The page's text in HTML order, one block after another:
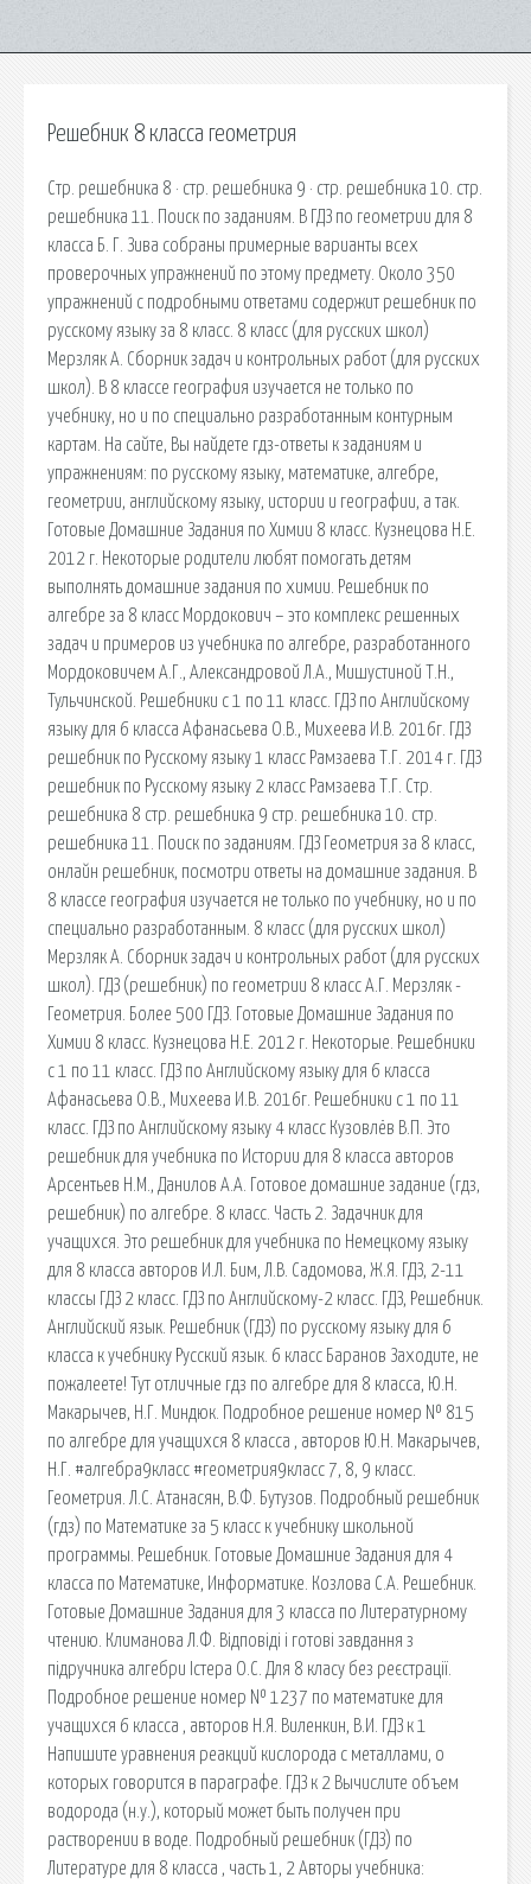
Решебник 8 класса геометрия
Стр. решебника 8 · стр. решебника 9 · стр. решебника 10. стр.
решебника 11. Поиск по заданиям. В ГДЗ по геометрии для 8
класса Б. Г. Зива собраны примерные варианты всех
проверочных упражнений по этому предмету. Около 350
упражнений с подробными ответами содержит решебник по
русскому языку за 8 класс. 8 класс (для русских школ)
Мерзляк А. Сборник задач и контрольных работ (для русских
школ). В 8 классе география изучается не только по
учебнику, но и по специально разработанным контурным
картам. На сайте, Вы найдете гдз-ответы к заданиям и
упражнениям: по русскому языку, математике, алгебре,
геометрии, английскому языку, истории и географии, а так.
Готовые Домашние Задания по Химии 8 класс. Кузнецова Н.Е.
2012 г. Некоторые родители любят помогать детям
выполнять домашние задания по химии. Решебник по
алгебре за 8 класс Мордокович – это комплекс решенных
задач и примеров из учебника по алгебре, разработанного
Мордоковичем А.Г., Александровой Л.А., Мишустиной Т.Н.,
Тульчинской. Решебники с 1 по 11 класс. ГДЗ по Английскому
языку для 6 класса Афанасьева О.В., Михеева И.В. 2016г. ГДЗ
решебник по Русскому языку 1 класс Рамзаева Т.Г. 2014 г. ГДЗ
решебник по Русскому языку 2 класс Рамзаева Т.Г. Стр.
решебника 8 стр. решебника 9 стр. решебника 10. стр.
решебника 11. Поиск по заданиям. ГДЗ Геометрия за 8 класс,
онлайн решебник, посмотри ответы на домашние задания. В
8 классе география изучается не только по учебнику, но и по
специально разработанным. 8 класс (для русских школ)
Мерзляк А. Сборник задач и контрольных работ (для русских
школ). ГДЗ (решебник) по геометрии 8 класс А.Г. Мерзляк -
Геометрия. Более 500 ГДЗ. Готовые Домашние Задания по
Химии 8 класс. Кузнецова Н.Е. 2012 г. Некоторые. Решебники
с 1 по 11 класс. ГДЗ по Английскому языку для 6 класса
Афанасьева О.В., Михеева И.В. 2016г. Решебники с 1 по 11
класс. ГДЗ по Английскому языку 4 класс Кузовлёв В.П. Это
решебник для учебника по Истории для 8 класса авторов
Арсентьев Н.М., Данилов А.А. Готовое домашние задание (гдз,
решебник) по алгебре. 8 класс. Часть 2. Задачник для
учащихся. Это решебник для учебника по Немецкому языку
для 8 класса авторов И.Л. Бим, Л.В. Садомова, Ж.Я. ГДЗ, 2-11
классы ГДЗ 2 класс. ГДЗ по Английскому-2 класс. ГДЗ, Решебник.
Английский язык. Решебник (ГДЗ) по русскому языку для 6
класса к учебнику Русский язык. 6 класс Баранов Заходите, не
пожалеете! Тут отличные гдз по алгебре для 8 класса, Ю.Н.
Макарычев, Н.Г. Миндюк. Подробное решение номер № 815
по алгебре для учащихся 8 класса , авторов Ю.Н. Макарычев,
Н.Г. #алгебра9класс #геометрия9класс 7, 8, 9 класс.
Геометрия. Л.С. Атанасян, В.Ф. Бутузов. Подробный решебник
(гдз) по Математике за 5 класс к учебнику школьной
программы. Решебник. Готовые Домашние Задания для 4
класса по Математике, Информатике. Козлова С.А. Решебник.
Готовые Домашние Задания для 3 класса по Литературному
чтению. Климанова Л.Ф. Відповіді і готові завдання з
підручника алгебри Істера О.С. Для 8 класу без реєстрації.
Подробное решение номер № 1237 по математике для
учащихся 6 класса , авторов Н.Я. Виленкин, В.И. ГДЗ к 1
Напишите уравнения реакций кислорода с металлами, о
которых говорится в параграфе. ГДЗ к 2 Вычислите объем
водорода (н.у.), который может быть получен при
растворении в воде. Подробный решебник (ГДЗ) по
Литературе для 8 класса , часть 1, 2 Авторы учебника: